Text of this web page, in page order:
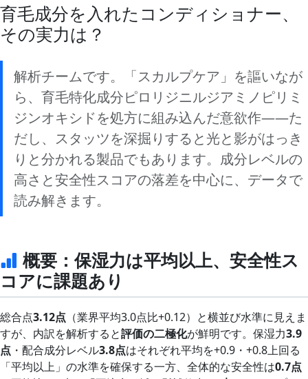
育毛成分を入れたコンディショナー、
その実力は？
解析チームです。「スカルプケア」を謳いなが
ら、育毛特化成分ピロリジニルジアミノピリミ
ジンオキシドを処方に組み込んだ意欲作——た
だし、スタッツを深掘りすると光と影がはっき
りと分かれる製品でもあります。成分レベルの
高さと安全性スコアの落差を中心に、データで
読み解きます。
概要：保湿力は平均以上、安全性ス
コアに課題あり
総合点3.12点 （業界平均3.0点比+0.12）と横並び水準に見えま
すが、内訳を解析すると評価の二極化が鮮明です。保湿力3.9
点 ・配合成分レベル3.8点はそれぞれ平均を+0.9・+0.8上回る
「平均以上」の水準を確保する一方、全体的な安全性は0.7点